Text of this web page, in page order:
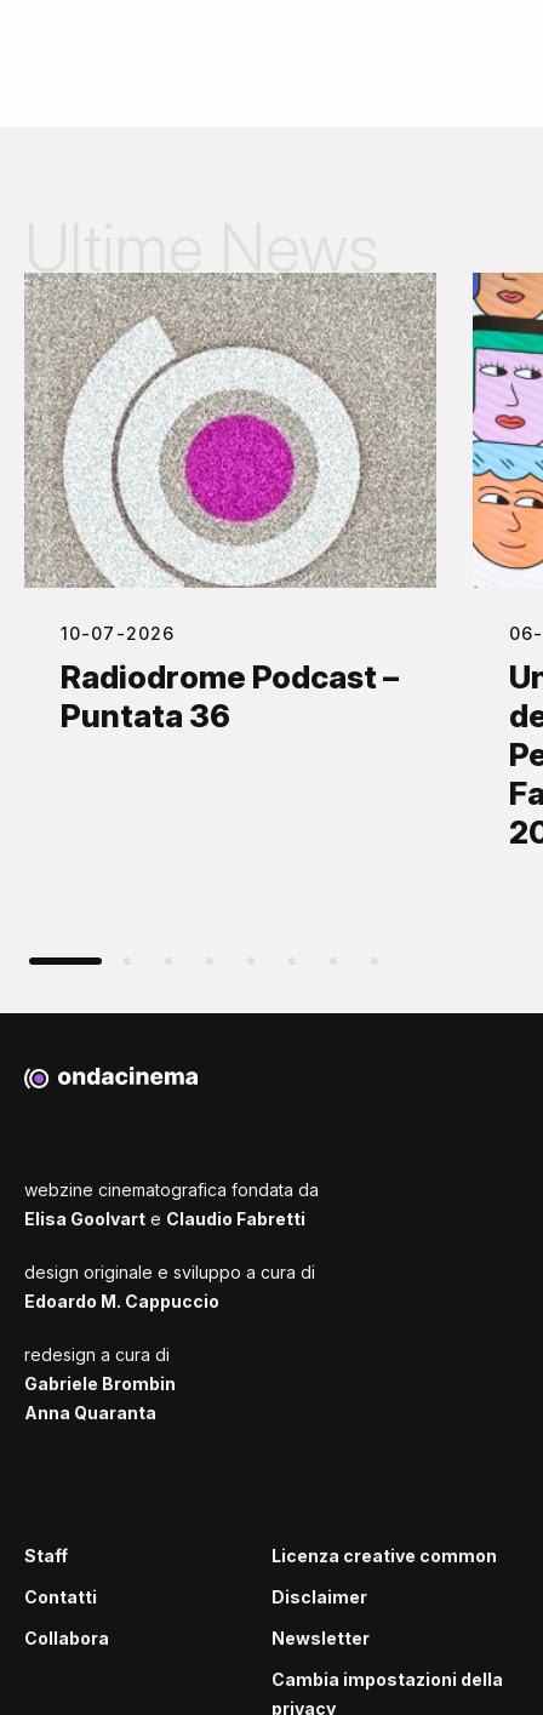
10-07-2026
Radiodrome Podcast –
Puntata 36
webzine cinematografica fondata da
Elisa Goolvart e Claudio Fabretti
design originale e sviluppo a cura di
Edoardo M. Cappuccio
redesign a cura di
Gabriele Brombin
Anna Quaranta
Staff
Contatti
Collabora
Licenza creative common
Disclaimer
Newsletter
Cambia impostazioni della
privacy